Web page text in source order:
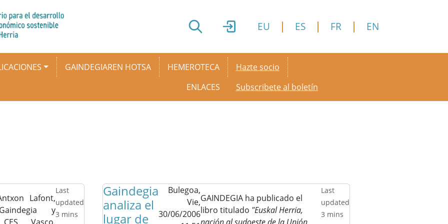
EU ES FR EN
GAINDEGIAREN HOTSA
HEMEROTECA
ENLACES
Secondary menu
Hazte socio
Subscribete al boletín
Lafont,
y
Last
updated
3 mins
Gaindegia
analiza el
lugar de
Bulegoa,
Vie,
30/06/2006
GAINDEGIA ha publicado el
libro titulado "Euskal Herria,
Last
updated
3 mins